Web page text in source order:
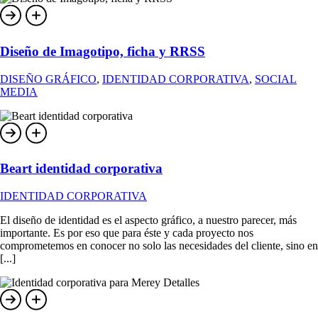
Diseño de Imagotipo, ficha y RRSS
DISEÑO GRÁFICO, IDENTIDAD CORPORATIVA, SOCIAL
MEDIA
Beart identidad corporativa
IDENTIDAD CORPORATIVA
El diseño de identidad es el aspecto gráfico, a nuestro parecer, más
importante. Es por eso que para éste y cada proyecto nos
comprometemos en conocer no solo las necesidades del cliente, sino en
[...]